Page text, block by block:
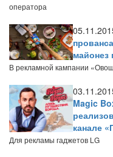
оператора
майонез
В рекламной кампании
Magic
канале
Для рекламы гаджетов LG